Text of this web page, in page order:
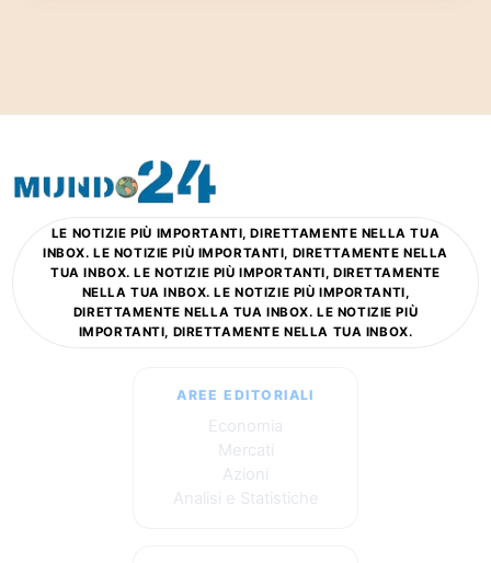
LE NOTIZIE PIÙ IMPORTANTI, DIRETTAMENTE NELLA TUA
INBOX. LE NOTIZIE PIÙ IMPORTANTI, DIRETTAMENTE NELLA
TUA INBOX. LE NOTIZIE PIÙ IMPORTANTI, DIRETTAMENTE
NELLA TUA INBOX. LE NOTIZIE PIÙ IMPORTANTI,
DIRETTAMENTE NELLA TUA INBOX. LE NOTIZIE PIÙ
IMPORTANTI, DIRETTAMENTE NELLA TUA INBOX.
AREE EDITORIALI
Economia
Mercati
Azioni
Analisi e Statistiche